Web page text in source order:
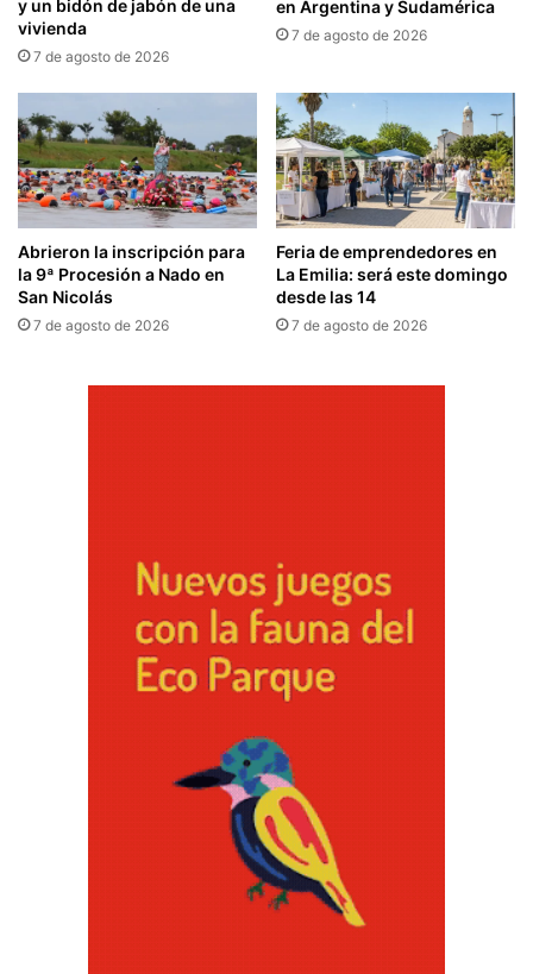
y un bidón de jabón de una
vivienda
7 de agosto de 2026
en Argentina y Sudamérica
7 de agosto de 2026
Abrieron la inscripción para
la 9ª Procesión a Nado en
San Nicolás
7 de agosto de 2026
Feria de emprendedores en
La Emilia: será este domingo
desde las 14
7 de agosto de 2026